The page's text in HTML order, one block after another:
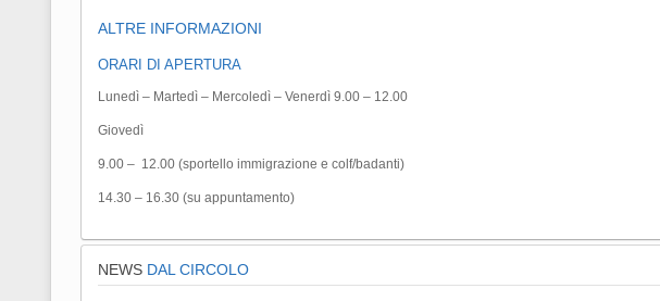
ALTRE INFORMAZIONI
ORARI DI APERTURA
Lunedì – Martedì – Mercoledì – Venerdì 9.00 – 12.00
Giovedì
9.00 – 12.00 (sportello immigrazione e colf/badanti)
14.30 – 16.30 (su appuntamento)
NEWS DAL CIRCOLO